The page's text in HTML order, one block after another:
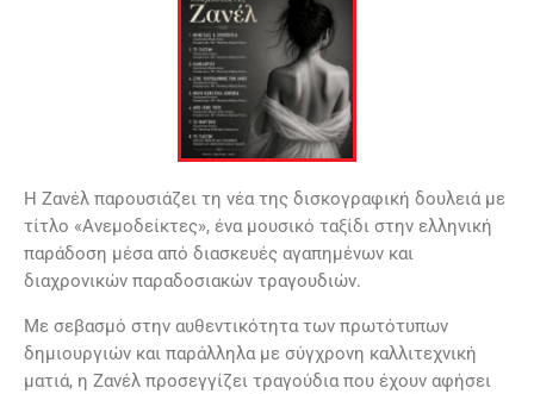
Η Ζανέλ παρουσιάζει τη νέα της δισκογραφική δουλειά με
τίτλο «Ανεμοδείκτες», ένα μουσικό ταξίδι στην ελληνική
παράδοση μέσα από διασκευές αγαπημένων και
διαχρονικών παραδοσιακών τραγουδιών.
Με σεβασμό στην αυθεντικότητα των πρωτότυπων
δημιουργιών και παράλληλα με σύγχρονη καλλιτεχνική
ματιά, η Ζανέλ προσεγγίζει τραγούδια που έχουν αφήσει